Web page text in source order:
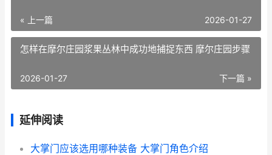
« 上一篇 2026-01-27
怎样在摩尔庄园浆果丛林中成功地捕捉东西 摩尔庄园步骤
下一篇 »
2026-01-27
延伸阅读
大掌门应该选用哪种装备 大掌门角色介绍